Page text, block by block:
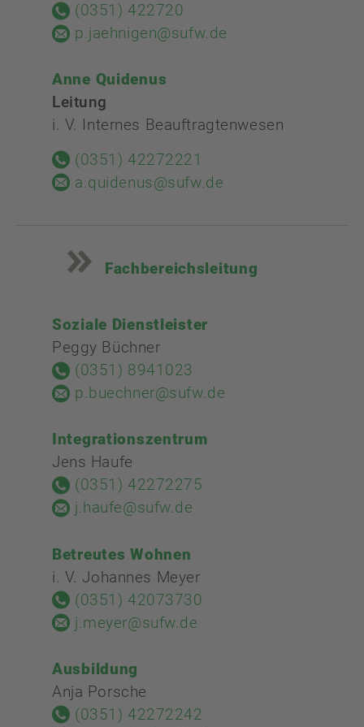
(0351) 422720
p.jaehnigen@sufw.de
Anne Quidenus
Leitung
i. V. Internes Beauftragtenwesen
(0351) 42272221
a.quidenus@sufw.de
Fachbereichsleitung
Soziale Dienstleister
Peggy Büchner
(0351) 8941023
p.buechner@sufw.de
Integrationszentrum
Jens Haufe
(0351) 42272275
j.haufe@sufw.de
Betreutes Wohnen
i. V. Johannes Meyer
(0351) 42073730
j.meyer@sufw.de
Ausbildung
Anja Porsche
(0351) 42272242